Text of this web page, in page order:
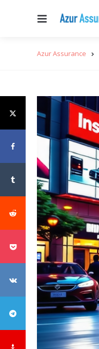
Menu
Azur Assurance